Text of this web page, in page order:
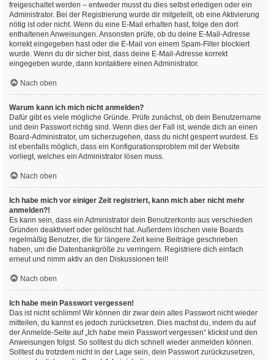
freigeschaltet werden – entweder musst du dies selbst erledigen oder ein
Administrator. Bei der Registrierung wurde dir mitgeteilt, ob eine Aktivierung
nötig ist oder nicht. Wenn du eine E-Mail erhalten hast, folge den dort
enthaltenen Anweisungen. Ansonsten prüfe, ob du deine E-Mail-Adresse
korrekt eingegeben hast oder die E-Mail von einem Spam-Filter blockiert
wurde. Wenn du dir sicher bist, dass deine E-Mail-Adresse korrekt
eingegeben wurde, dann kontaktiere einen Administrator.
Nach oben
Warum kann ich mich nicht anmelden?
Dafür gibt es viele mögliche Gründe. Prüfe zunächst, ob dein Benutzername
und dein Passwort richtig sind. Wenn dies der Fall ist, wende dich an einen
Board-Administrator, um sicherzugehen, dass du nicht gesperrt wurdest. Es
ist ebenfalls möglich, dass ein Konfigurationsproblem mit der Website
vorliegt, welches ein Administrator lösen muss.
Nach oben
Ich habe mich vor einiger Zeit registriert, kann mich aber nicht mehr
anmelden?!
Es kann sein, dass ein Administrator dein Benutzerkonto aus verschieden
Gründen deaktiviert oder gelöscht hat. Außerdem löschen viele Boards
regelmäßig Benutzer, die für längere Zeit keine Beiträge geschrieben
haben, um die Datenbankgröße zu verringern. Registriere dich einfach
erneut und nimm aktiv an den Diskussionen teil!
Nach oben
Ich habe mein Passwort vergessen!
Das ist nicht schlimm! Wir können dir zwar dein altes Passwort nicht wieder
mitteilen, du kannst es jedoch zurücksetzen. Dies machst du, indem du auf
der Anmelde-Seite auf „Ich habe mein Passwort vergessen“ klickst und den
Anweisungen folgst. So solltest du dich schnell wieder anmelden können.
Solltest du trotzdem nicht in der Lage sein, dein Passwort zurückzusetzen,